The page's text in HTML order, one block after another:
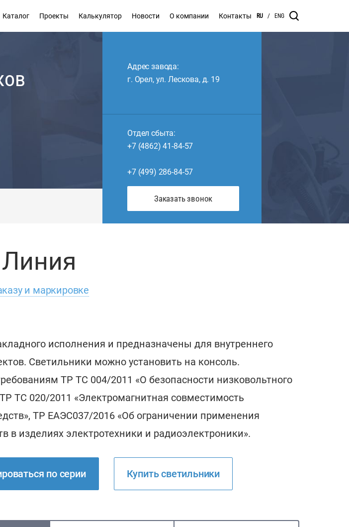
RU / ENG
Каталог Проекты Калькулятор Новости О компании Контакты
Адрес завода:
г. Орел, ул. Лескова, д. 19
Отдел сбыта:
+7 (4862) 41-84-57
+7 (499) 286-84-57
Заказать звонок
и маркировке
исполнения и предназначены для внутреннего
Светильники можно установить на консоль.
ТР ТС 004/2011 «О безопасности низковольтного
ТС 020/2011 «Электромагнитная совместимость
ТР ЕАЭС037/2016 «Об ограничении применения
в изделиях электротехники и радиоэлектроники».
по серии Купить светильники